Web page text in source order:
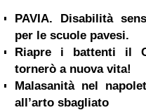
PAVIA. Disabilità
per le scuole pavesi.
Riapre i battenti il
tornerò a nuova vita!
Malasanità nel
all’arto sbagliato